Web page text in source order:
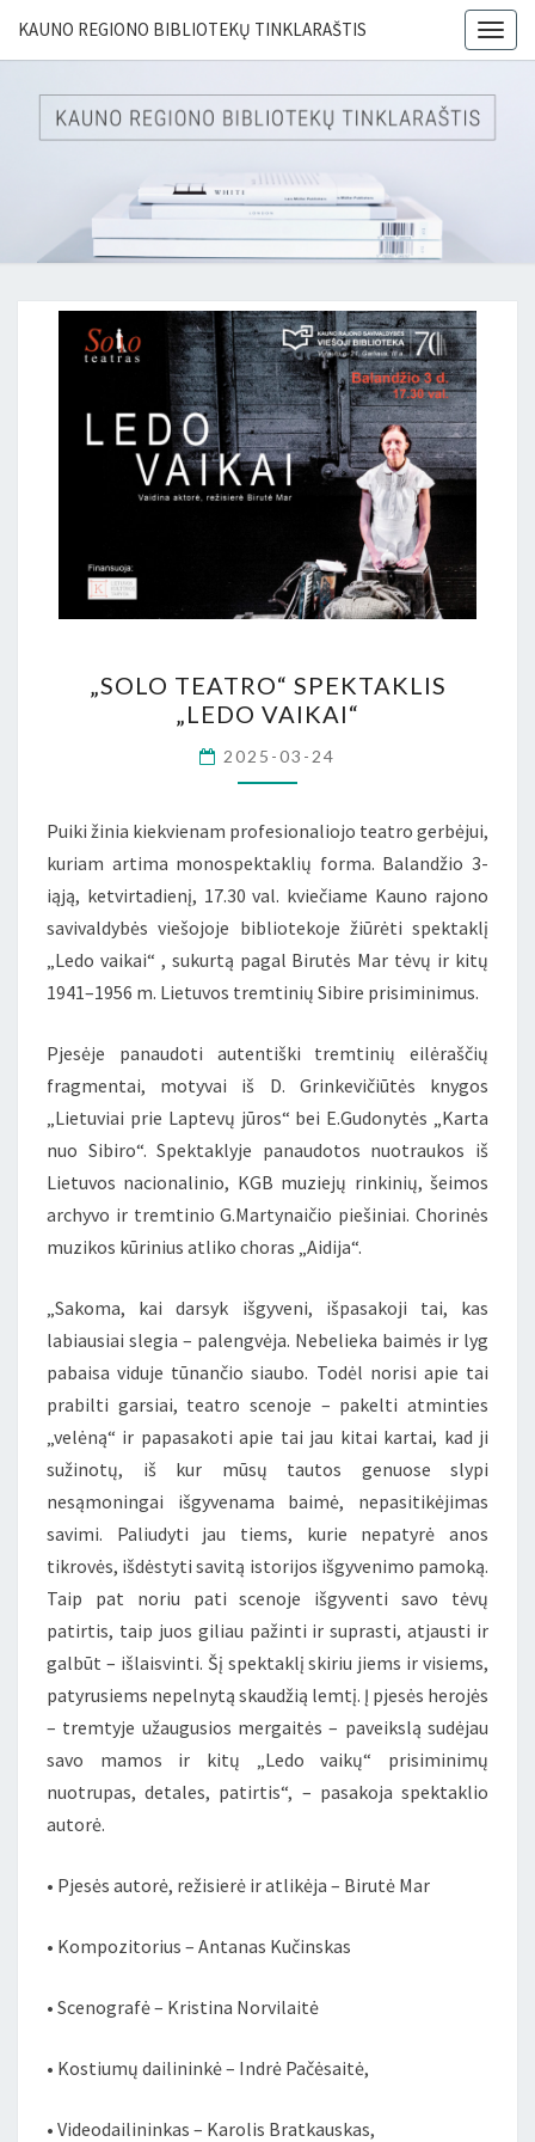
KAUNO REGIONO BIBLIOTEKŲ TINKLARAŠTIS
TEATRO“
SPEKTAKLIS
„LEDO
VAIKAI“
„SOLO TEATRO“ SPEKTAKLIS
„LEDO VAIKAI“
2025-03-24
Puiki žinia kiekvienam profesionaliojo teatro gerbėjui,
kuriam artima monospektaklių forma. Balandžio 3-
iąją, ketvirtadienį, 17.30 val. kviečiame Kauno rajono
savivaldybės viešojoje bibliotekoje žiūrėti spektaklį
„Ledo vaikai“ , sukurtą pagal Birutės Mar tėvų ir kitų
1941–1956 m. Lietuvos tremtinių Sibire prisiminimus.
Pjesėje panaudoti autentiški tremtinių eilėraščių
fragmentai, motyvai iš D. Grinkevičiūtės knygos
„Lietuviai prie Laptevų jūros“ bei E.Gudonytės „Karta
nuo Sibiro“. Spektaklyje panaudotos nuotraukos iš
Lietuvos nacionalinio, KGB muziejų rinkinių, šeimos
archyvo ir tremtinio G.Martynaičio piešiniai. Chorinės
muzikos kūrinius atliko choras „Aidija“.
„Sakoma, kai darsyk išgyveni, išpasakoji tai, kas
labiausiai slegia – palengvėja. Nebelieka baimės ir lyg
pabaisa viduje tūnančio siaubo. Todėl norisi apie tai
prabilti garsiai, teatro scenoje – pakelti atminties
„velėną“ ir papasakoti apie tai jau kitai kartai, kad ji
sužinotų, iš kur mūsų tautos genuose slypi
nesąmoningai išgyvenama baimė, nepasitikėjimas
savimi. Paliudyti jau tiems, kurie nepatyrė anos
tikrovės, išdėstyti savitą istorijos išgyvenimo pamoką.
Taip pat noriu pati scenoje išgyventi savo tėvų
patirtis, taip juos giliau pažinti ir suprasti, atjausti ir
galbūt – išlaisvinti. Šį spektaklį skiriu jiems ir visiems,
patyrusiems nepelnytą skaudžią lemtį. Į pjesės herojės
– tremtyje užaugusios mergaitės – paveikslą sudėjau
savo mamos ir kitų „Ledo vaikų“ prisiminimų
nuotrupas, detales, patirtis“, – pasakoja spektaklio
autorė.
• Pjesės autorė, režisierė ir atlikėja – Birutė Mar
• Kompozitorius – Antanas Kučinskas
• Scenografė – Kristina Norvilaitė
• Kostiumų dailininkė – Indrė Pačėsaitė,
• Videodailininkas – Karolis Bratkauskas,